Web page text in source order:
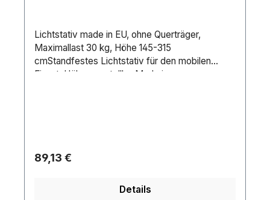
Lichtstativ made in EU, ohne Querträger,
Maximallast 30 kg, Höhe 145-315
cmStandfestes Lichtstativ für den mobilen
EinsatzHöhenverstellbarMade in
l/MagnesiumFarbe:SchwarzTransportmaß:120
cm x 16 cm x 14 cmStandfläche:Ø 108
Regulärer Preis:
89,13 €
Details